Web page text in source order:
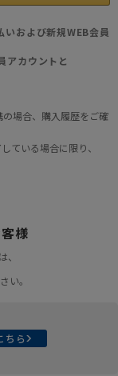
および新規WEB会員
アカウントと
場合、購入履歴をご確
ている場合に限り、
様
い。
ちら